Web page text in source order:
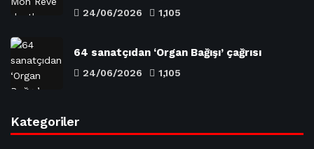
24/06/2026 1,105
64 sanatçıdan ‘Organ Bağışı’ çağrısı
24/06/2026 1,105
Kategoriler